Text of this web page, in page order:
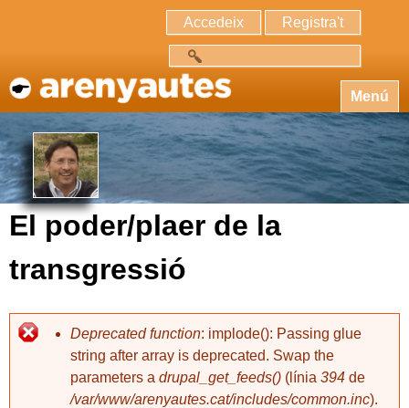
Accedeix Registra't
Menú
El poder/plaer de la
transgressió
Deprecated function: implode(): Passing glue
string after array is deprecated. Swap the
parameters a drupal_get_feeds() (línia 394 de
/var/www/arenyautes.cat/includes/common.inc).